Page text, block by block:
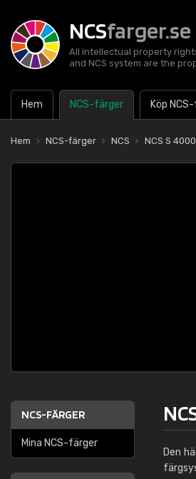
NCSfarger.se
All intellectual property
and NCS system are the
Hem NCS-färger Köp
Hem NCS-färger NCS NCS S
NCS-FÄRGER
Mina NCS-färger
Den